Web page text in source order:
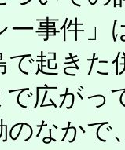
ー事件」
で起き
広がっ
のなか